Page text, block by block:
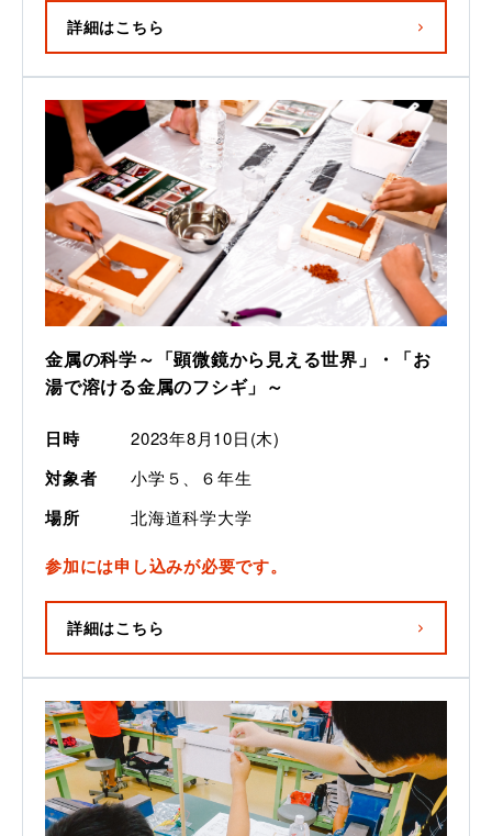
詳細はこちら
金属の科学～「顕微鏡から見える世界」・「お
湯で溶ける金属のフシギ」～
日時 2023年8月10日(木)
対象者 小学５、６年生
場所 北海道科学大学
参加には申し込みが必要です。
詳細はこちら